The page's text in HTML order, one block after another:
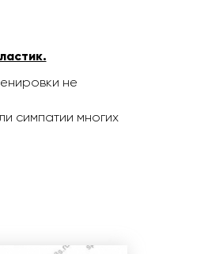
не
симпатии многих